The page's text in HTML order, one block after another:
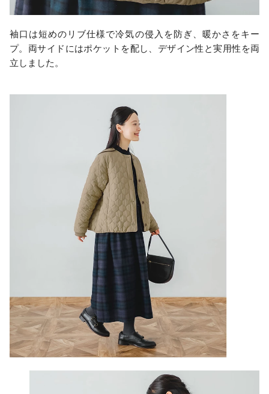
袖口は短めのリブ仕様で冷気の侵入を防ぎ、暖かさをキー
プ。両サイドにはポケットを配し、デザイン性と実用性を両
立しました。